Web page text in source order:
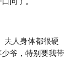
夫人身体都很硬
爷，特别要我带